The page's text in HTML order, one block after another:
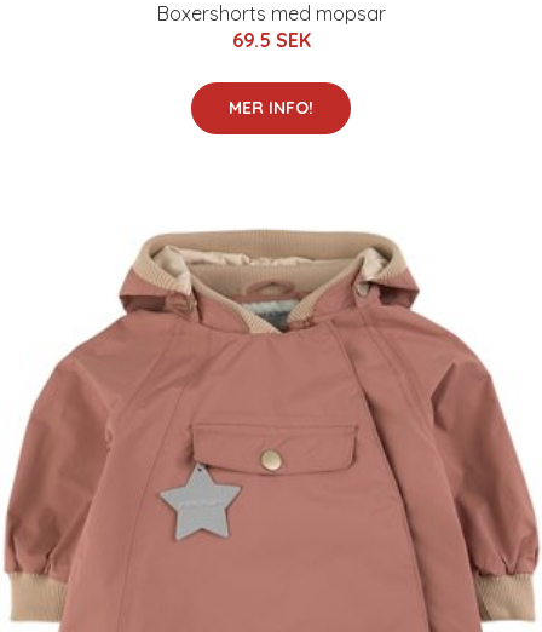
Boxershorts med mopsar
69.5 SEK
MER INFO!